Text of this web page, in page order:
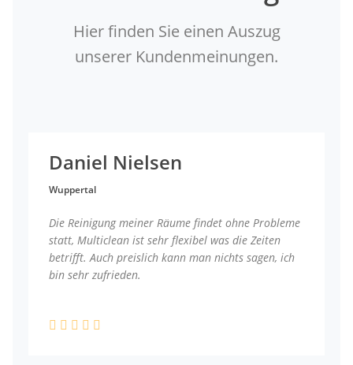
Hier finden Sie einen Auszug
unserer Kundenmeinungen.
Daniel Nielsen
Wuppertal
Die Reinigung meiner Räume findet ohne Probleme
statt, Multiclean ist sehr flexibel was die Zeiten
betrifft. Auch preislich kann man nichts sagen, ich
bin sehr zufrieden.